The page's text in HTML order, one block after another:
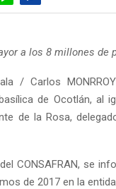
a los 8 millones de
/ Carlos
de Ocotlán, al
de la Rosa,
CONSAFRAN, se
de 2017 en la